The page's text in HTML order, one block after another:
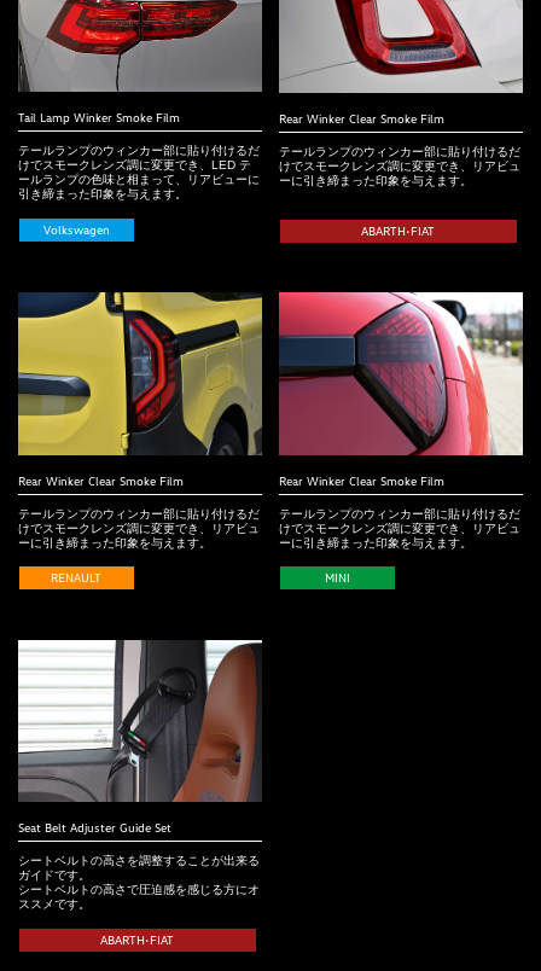
Tail Lamp Winker Smoke Film
テールランプのウィンカー部に貼り付けるだ
けでスモークレンズ調に変更でき、LED テ
ールランプの色味と相まって、リアビューに
引き締まった印象を与えます。
Volkswagen
Rear Winker Clear Smoke Film
テールランプのウィンカー部に貼り付けるだ
けでスモークレンズ調に変更でき、リアビュ
ーに引き締まった印象を与えます。
ABARTH•FIAT
Rear Winker Clear Smoke Film
テールランプのウィンカー部に貼り付けるだ
けでスモークレンズ調に変更でき、リアビュ
ーに引き締まった印象を与えます。
RENAULT
Rear Winker Clear Smoke Film
テールランプのウィンカー部に貼り付けるだ
けでスモークレンズ調に変更でき、リアビュ
ーに引き締まった印象を与えます。
MINI
Seat Belt Adjuster Guide Set
シートベルトの高さを調整することが出来る
ガイドです。
シートベルトの高さで圧迫感を感じる方にオ
ススメです。
ABARTH•FIAT